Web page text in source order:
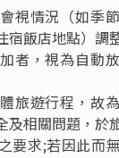
其它說明